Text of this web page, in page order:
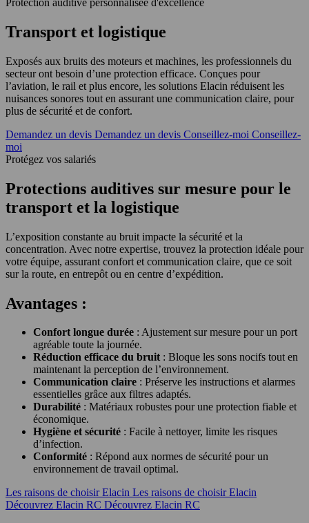
Protection auditive personnalisée d'excellence
Transport et logistique
Exposés aux bruits des moteurs et machines, les professionnels du
secteur ont besoin d’une protection efficace. Conçues pour
l’aviation, le rail et plus encore, les solutions Elacin réduisent les
nuisances sonores tout en assurant une communication claire, pour
plus de sécurité et de confort.
Demandez un devis Demandez un devis Conseillez-moi Conseillez-
moi
Protégez vos salariés
Protections auditives sur mesure pour le
transport et la logistique
L’exposition constante au bruit impacte la sécurité et la
concentration. Avec notre expertise, trouvez la protection idéale pour
votre équipe, assurant confort et communication claire, que ce soit
sur la route, en entrepôt ou en centre d’expédition.
Avantages :
Confort longue durée : Ajustement sur mesure pour un port
agréable toute la journée.
Réduction efficace du bruit: Bloque les sons nocifs tout en
maintenant la perception de l’environnement.
Communication claire : Préserve les instructions et alarmes
essentielles grâce aux filtres adaptés.
Durabilité : Matériaux robustes pour une protection fiable et
économique.
Hygiène et sécurité : Facile à nettoyer, limite les risques
d’infection.
Conformité : Répond aux normes de sécurité pour un
environnement de travail optimal.
Les raisons de choisir Elacin Les raisons de choisir Elacin
Découvrez Elacin RC Découvrez Elacin RC